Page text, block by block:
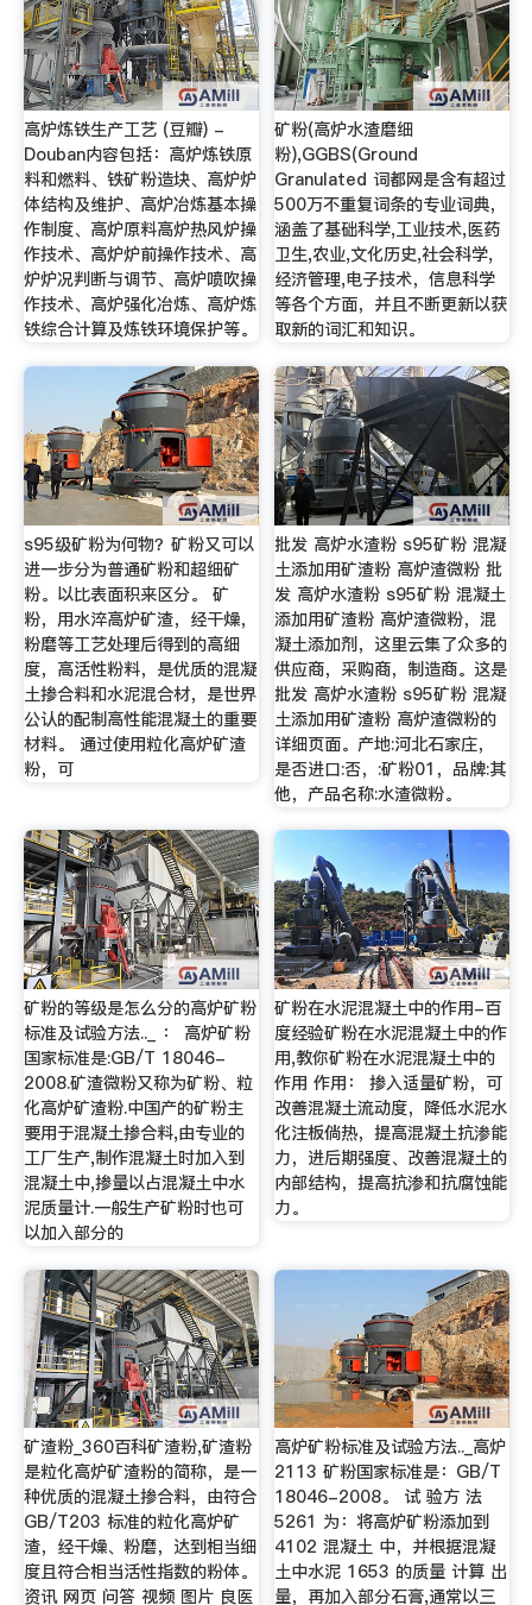
高炉炼铁生产工艺 (豆瓣) -
Douban内容包括：高炉炼铁原
料和燃料、铁矿粉造块、高炉炉
体结构及维护、高炉冶炼基本操
作制度、高炉原料高炉热风炉操
作技术、高炉炉前操作技术、高
炉炉况判断与调节、高炉喷吹操
作技术、高炉强化冶炼、高炉炼
铁综合计算及炼铁环境保护等。
矿粉(高炉水渣磨细
粉),GGBS(Ground
Granulated 词都网是含有超过
500万不重复词条的专业词典，
涵盖了基础科学,工业技术,医药
卫生,农业,文化历史,社会科学,
经济管理,电子技术，信息科学
等各个方面，并且不断更新以获
取新的词汇和知识。
s95级矿粉为何物？矿粉又可以
进一步分为普通矿粉和超细矿
粉。以比表面积来区分。 矿
粉，用水淬高炉矿渣，经干燥，
粉磨等工艺处理后得到的高细
度，高活性粉料，是优质的混凝
土掺合料和水泥混合材，是世界
公认的配制高性能混凝土的重要
材料。 通过使用粒化高炉矿渣
粉，可
批发 高炉水渣粉 s95矿粉 混凝
土添加用矿渣粉 高炉渣微粉 批
发 高炉水渣粉 s95矿粉 混凝土
添加用矿渣粉 高炉渣微粉，混
凝土添加剂，这里云集了众多的
供应商，采购商，制造商。这是
批发 高炉水渣粉 s95矿粉 混凝
土添加用矿渣粉 高炉渣微粉的
详细页面。产地:河北石家庄，
是否进口:否，:矿粉01，品牌:其
他，产品名称:水渣微粉。
矿粉的等级是怎么分的高炉矿粉
标准及试验方法.._ ： 高炉矿粉
国家标准是:GB/T 18046-
2008.矿渣微粉又称为矿粉、粒
化高炉矿渣粉.中国产的矿粉主
要用于混凝土掺合料,由专业的
工厂生产,制作混凝土时加入到
混凝土中,掺量以占混凝土中水
泥质量计.一般生产矿粉时也可
以加入部分的
矿粉在水泥混凝土中的作用-百
度经验矿粉在水泥混凝土中的作
用,教你矿粉在水泥混凝土中的
作用 作用： 掺入适量矿粉，可
改善混凝土流动度，降低水泥水
化注板倘热，提高混凝土抗渗能
力，进后期强度、改善混凝土的
内部结构，提高抗渗和抗腐蚀能
力。
矿渣粉_360百科矿渣粉,矿渣粉
是粒化高炉矿渣粉的简称，是一
种优质的混凝土掺合料，由符合
GB/T203 标准的粒化高炉矿
渣，经干燥、粉磨，达到相当细
度且符合相当活性指数的粉体。
资讯 网页 问答 视频 图片 良医
高炉矿粉标准及试验方法.._高炉
2113 矿粉国家标准是：GB/T
18046-2008。 试 验方 法
5261 为：将高炉矿粉添加到
4102 混凝土 中，并根据混凝
土中水泥 1653 的质量 计算 出
量，再加入部分石膏,通常以三